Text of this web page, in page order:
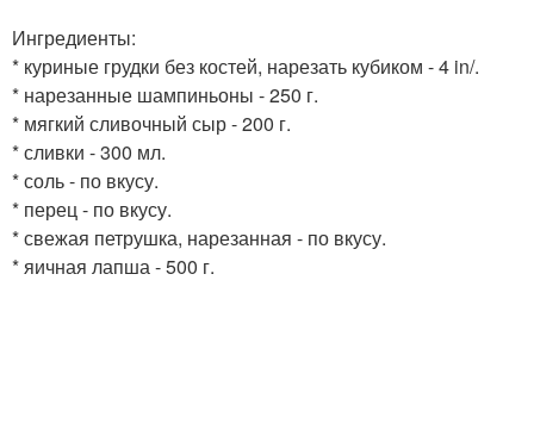
Ингредиенты:
* куриные грудки без костей, нарезать кубиком - 4 in/.
* нарезанные шампиньоны - 250 г.
* мягкий сливочный сыр - 200 г.
* сливки - 300 мл.
* соль - по вкусу.
* перец - по вкусу.
* свежая петрушка, нарезанная - по вкусу.
* яичная лапша - 500 г.